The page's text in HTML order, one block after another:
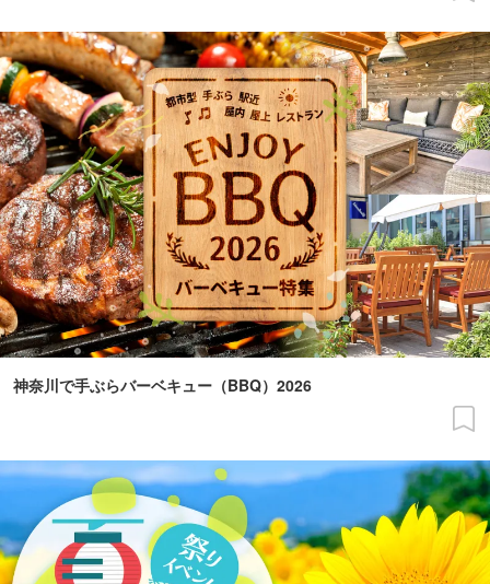
神奈川で手ぶらバーベキュー（BBQ）2026